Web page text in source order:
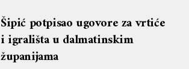
Šipić potpisao ugovore za vrtiće
i igrališta u dalmatinskim
županijama